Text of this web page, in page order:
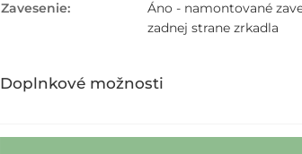
Zavesenie:
Áno - namontované
zadnej strane zrkadla
Doplnkové možnosti